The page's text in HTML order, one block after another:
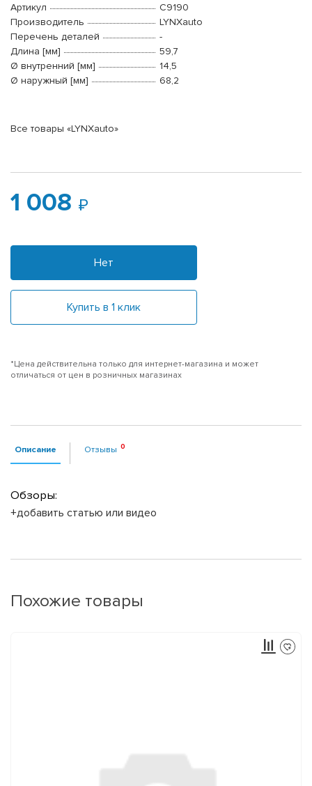
Артикул
C9190
Производитель
LYNXauto
Перечень деталей
-
Длина [мм]
59,7
Ø внутренний [мм]
14,5
Ø наружный [мм]
68,2
Все товары «LYNXauto»
1 008
Нет
Купить в 1 клик
*Цена действительна только для интернет-магазина и может
отличаться от цен в розничных магазинах
Описание Отзывы
Обзоры:
+добавить статью или видео
Похожие товары